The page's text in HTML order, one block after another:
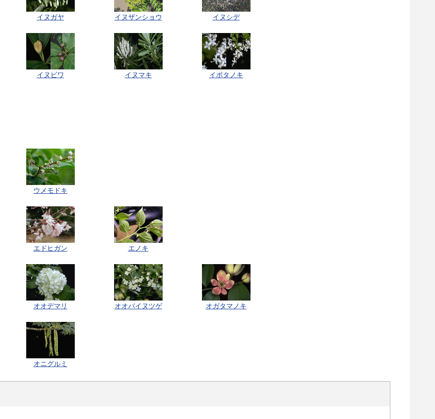
イヌガヤ イヌザンショウ イヌシデ
イヌビワ イヌマキ イボタノキ
ウメモドキ
エドヒガン エノキ
オオデマリ オオバイヌツゲ オガタマノキ
オニグルミ